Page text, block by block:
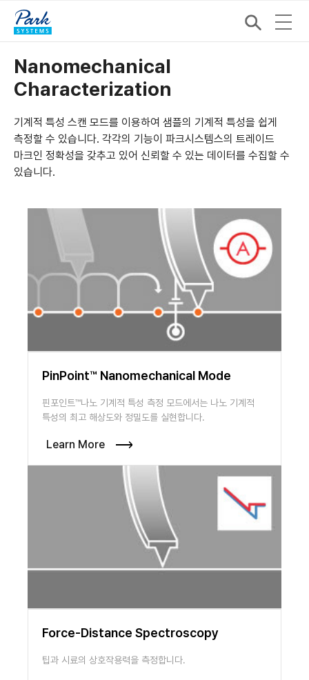
Nanomechanical
Characterization
기계적 특성 스캔 모드를 이용하여 샘플의 기계적 특성을 쉽게
측정할 수 있습니다. 각각의 기능이 파크시스템스의 트레이드
마크인 정확성을 갖추고 있어 신뢰할 수 있는 데이터를 수집할 수
있습니다.
PinPoint™ Nanomechanical Mode
핀포인트™나노 기계적 특성 측정 모드에서는 나노 기계적
특성의 최고 해상도와 정밀도를 실현합니다.
Learn More
Force-Distance Spectroscopy
팁과 시료의 상호작용력을 측정합니다.